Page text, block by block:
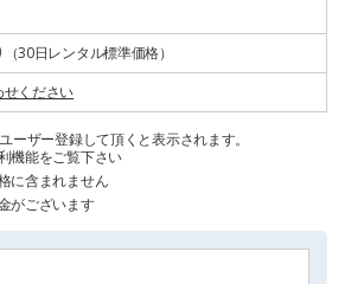
30日レンタル標準価格）
せください
ーザー登録して頂くと表示されます。
機能をご覧下さい
に含まれません
がございます